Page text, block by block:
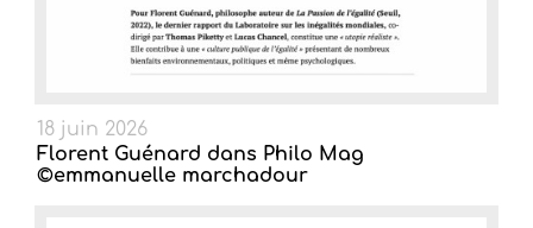
18 juin 2026
Florent Guénard dans Philo Mag
©emmanuelle marchadour